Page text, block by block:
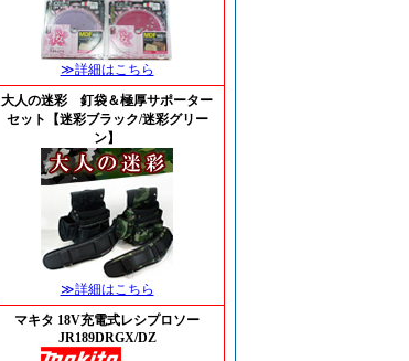
≫詳細はこちら
大人の迷彩 釘袋＆極厚サポーター
セット【迷彩ブラック/迷彩グリー
ン】
≫詳細はこちら
マキタ 18V充電式レシプロソー
JR189DRGX/DZ